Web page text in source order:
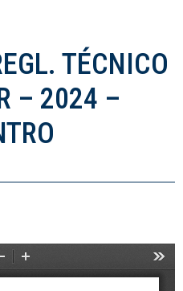
TÉCNICO
– 2024 –